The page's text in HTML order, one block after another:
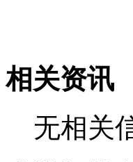
相关资讯
无相关